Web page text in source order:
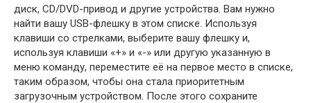
диск, CD/DVD-привод и другие устройства. Вам нужно
найти вашу USB-флешку в этом списке. Используя
клавиши со стрелками, выберите вашу флешку и,
используя клавиши «+» и «-» или другую указанную в
меню команду, переместите её на первое место в списке,
таким образом, чтобы она стала приоритетным
загрузочным устройством. После этого сохраните